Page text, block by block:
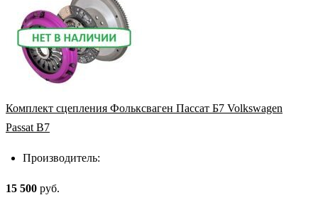
Комплект сцепления Фольксваген Пассат Б7 Volkswagen
Passat B7
Производитель:
15 500 руб.